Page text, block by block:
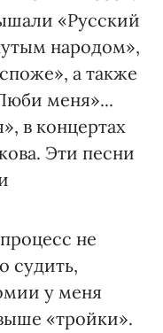
«Русский
народом»,
а также
меня»...
в концертах
Эти песни
не
судить,
у меня
«тройки».